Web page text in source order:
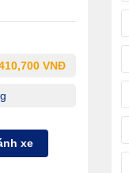
VNĐ
xe